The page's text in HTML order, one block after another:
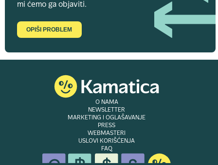
mi ćemo ga objaviti.
OPIŠI PROBLEM
O NAMA
NEWSLETTER
MARKETING I OGLAŠAVANJE
PRESS
WEBMASTERI
USLOVI KORIŠĆENJA
FAQ